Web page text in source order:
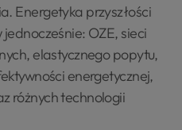
Energetyka przyszłości
OZE, sieci
elastycznego popytu,
energetycznej,
różnych technologii